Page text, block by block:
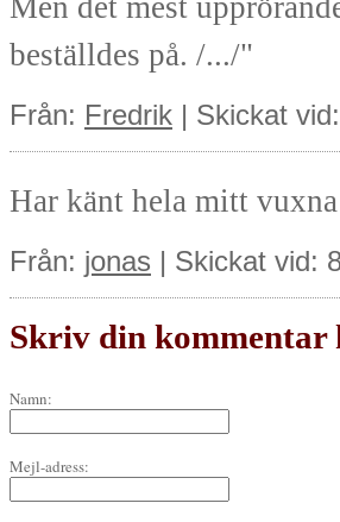
Men det mest
beställdes på. /.../"
Från: Fredrik | Skickat
Har känt hela mitt
Från: jonas | Skickat vid:
Skriv din kommentar
Namn:
Mejl-adress: